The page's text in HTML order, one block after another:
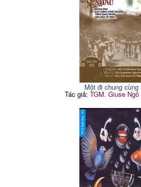
Một đi chung cùng
Tác giả:TGM. Giuse